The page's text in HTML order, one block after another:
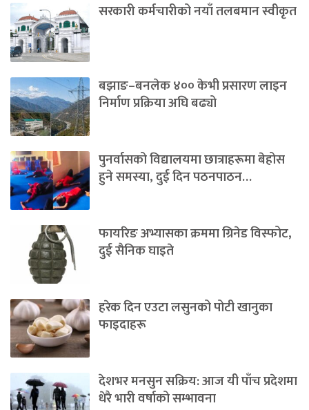
सरकारी कर्मचारीको नयाँ तलबमान स्वीकृत
बझाङ–बनलेक ४०० केभी प्रसारण लाइन
निर्माण प्रक्रिया अघि बढ्यो
पुनर्वासको विद्यालयमा छात्राहरूमा बेहोस
हुने समस्या, दुई दिन पठनपाठन…
फायरिङ अभ्यासका क्रममा ग्रिनेड विस्फोट,
दुई सैनिक घाइते
हरेक दिन एउटा लसुनको पोटी खानुका
फाइदाहरू
देशभर मनसुन सक्रिय: आज यी पाँच प्रदेशमा
धेरै भारी वर्षाको सम्भावना